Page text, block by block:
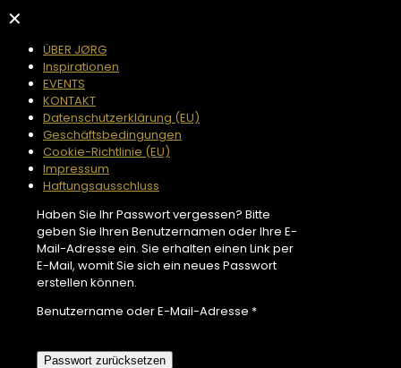
✕
ÜBER JØRG
Inspirationen
EVENTS
KONTAKT
Datenschutzerklärung (EU)
Geschäftsbedingungen
Cookie-Richtlinie (EU)
Impressum
Haftungsausschluss
Haben Sie Ihr Passwort vergessen? Bitte
geben Sie Ihren Benutzernamen oder Ihre E-
Mail-Adresse ein. Sie erhalten einen Link per
E-Mail, womit Sie sich ein neues Passwort
erstellen können.
Benutzername oder E-Mail-Adresse *Erforderlich
Passwort zurücksetzen